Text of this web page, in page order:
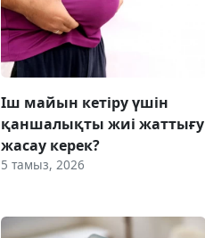
Іш майын кетіру үшін
қаншалықты жиі жаттығу
жасау керек?
5 тамыз, 2026